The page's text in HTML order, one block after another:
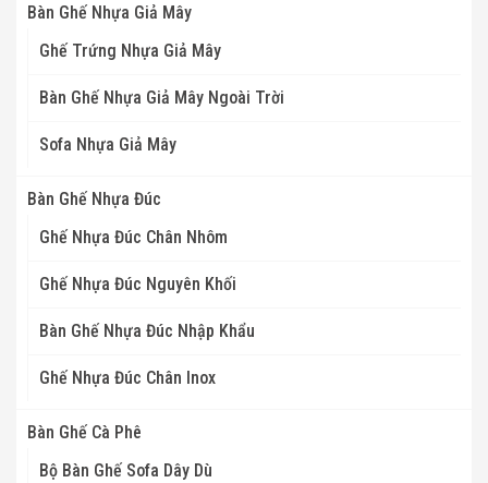
Bàn Ghế Nhựa Giả Mây
Ghế Trứng Nhựa Giả Mây
Bàn Ghế Nhựa Giả Mây Ngoài Trời
Sofa Nhựa Giả Mây
Bàn Ghế Nhựa Đúc
Ghế Nhựa Đúc Chân Nhôm
Ghế Nhựa Đúc Nguyên Khối
Bàn Ghế Nhựa Đúc Nhập Khẩu
Ghế Nhựa Đúc Chân Inox
Bàn Ghế Cà Phê
Bộ Bàn Ghế Sofa Dây Dù